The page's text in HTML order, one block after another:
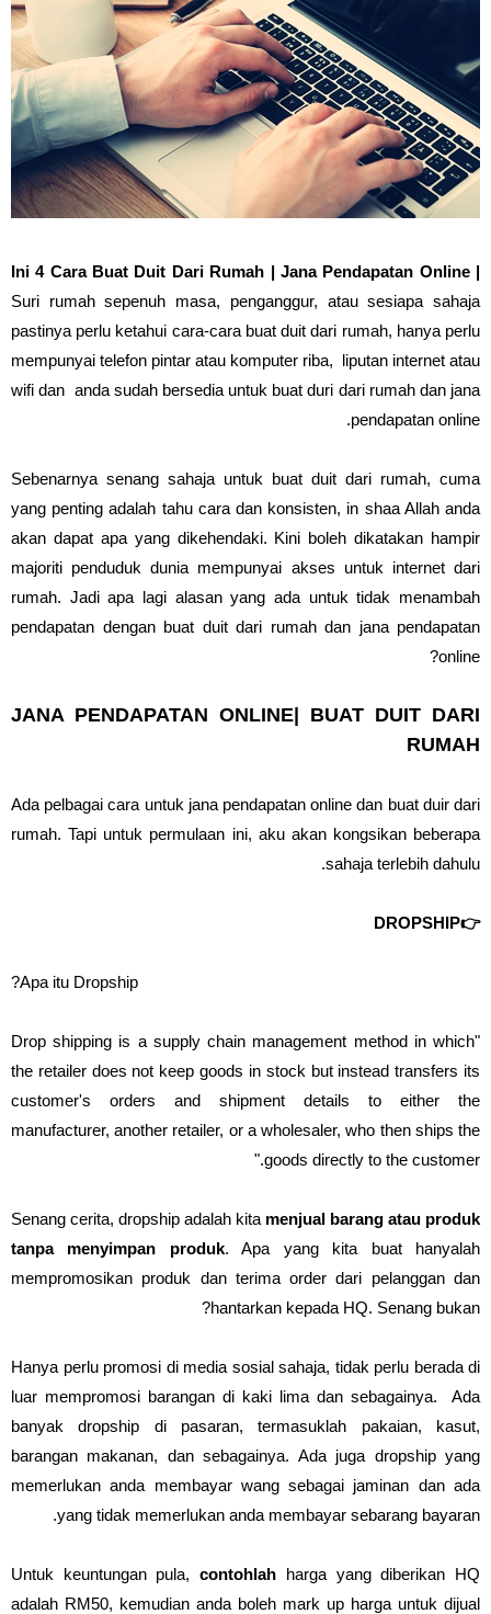
Ini 4 Cara Buat Duit Dari Rumah | Jana Pendapatan Online |
Suri rumah sepenuh masa, penganggur, atau sesiapa sahaja
pastinya perlu ketahui cara-cara buat duit dari rumah, hanya perlu
mempunyai telefon pintar atau komputer riba, liputan internet atau
wifi dan anda sudah bersedia untuk buat duri dari rumah dan jana
pendapatan online.
Sebenarnya senang sahaja untuk buat duit dari rumah, cuma
yang penting adalah tahu cara dan konsisten, in shaa Allah anda
akan dapat apa yang dikehendaki. Kini boleh dikatakan hampir
majoriti penduduk dunia mempunyai akses untuk internet dari
rumah. Jadi apa lagi alasan yang ada untuk tidak menambah
pendapatan dengan buat duit dari rumah dan jana pendapatan
online?
JANA PENDAPATAN ONLINE| BUAT DUIT DARI
RUMAH
Ada pelbagai cara untuk jana pendapatan online dan buat duir dari
rumah. Tapi untuk permulaan ini, aku akan kongsikan beberapa
sahaja terlebih dahulu.
👉DROPSHIP
Apa itu Dropship?
"Drop shipping is a supply chain management method in which
the retailer does not keep goods in stock but instead transfers its
customer's orders and shipment details to either the
manufacturer, another retailer, or a wholesaler, who then ships the
goods directly to the customer."
Senang cerita, dropship adalah kita menjual barang atau produk
tanpa menyimpan produk. Apa yang kita buat hanyalah
mempromosikan produk dan terima order dari pelanggan dan
hantarkan kepada HQ. Senang bukan?
Hanya perlu promosi di media sosial sahaja, tidak perlu berada di
luar mempromosi barangan di kaki lima dan sebagainya. Ada
banyak dropship di pasaran, termasuklah pakaian, kasut,
barangan makanan, dan sebagainya. Ada juga dropship yang
memerlukan anda membayar wang sebagai jaminan dan ada
yang tidak memerlukan anda membayar sebarang bayaran.
Untuk keuntungan pula,contohlah harga yang diberikan HQ
adalah RM50, kemudian anda boleh mark up harga untuk dijual